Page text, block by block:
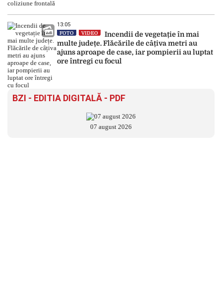
13:05
FOTO VIDEO
Incendii de vegetație în mai
multe județe. Flăcările de câțiva metri au
ajuns aproape de case, iar pompierii au luptat
ore întregi cu focul
BZI - EDITIA DIGITALĂ - PDF
07 august 2026